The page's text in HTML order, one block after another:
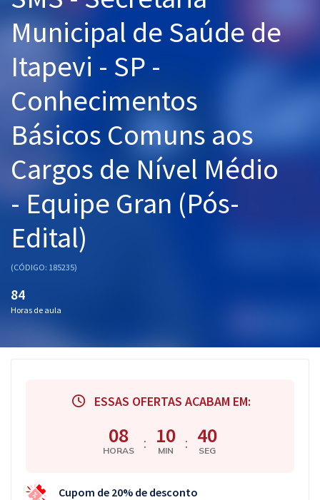
Graduação
Mentorias
Questões grátis
Conteúdo gratuito
Blog
Aprovados
Atendimento
Municipal de Saúde de
Itapevi - SP -
Conhecimentos
Básicos Comuns aos
Cargos de Nível Médio
- Equipe Gran (Pós-
Edital)
(CÓDIGO: 185235)
84
Horas de aula
ESSAS OFERTAS ACABAM EM:
08
HORAS : 10
MIN : 40
SEG
Cupom de 20% de desconto